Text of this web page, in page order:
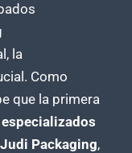
la
Como
que la primera
Judi Packaging,